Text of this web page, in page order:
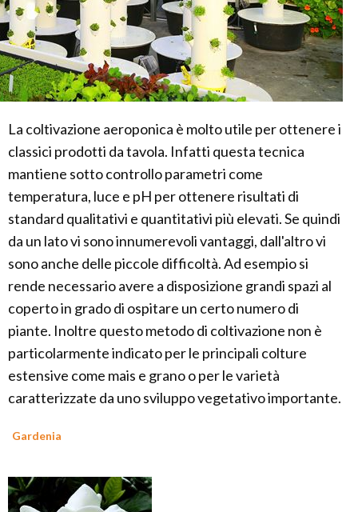
La coltivazione aeroponica è molto utile per ottenere i
classici prodotti da tavola. Infatti questa tecnica
mantiene sotto controllo parametri come
temperatura, luce e pH per ottenere risultati di
standard qualitativi e quantitativi più elevati. Se quindi
da un lato vi sono innumerevoli vantaggi, dall'altro vi
sono anche delle piccole difficoltà. Ad esempio si
rende necessario avere a disposizione grandi spazi al
coperto in grado di ospitare un certo numero di
piante. Inoltre questo metodo di coltivazione non è
particolarmente indicato per le principali colture
estensive come mais e grano o per le varietà
caratterizzate da uno sviluppo vegetativo importante.
Gardenia